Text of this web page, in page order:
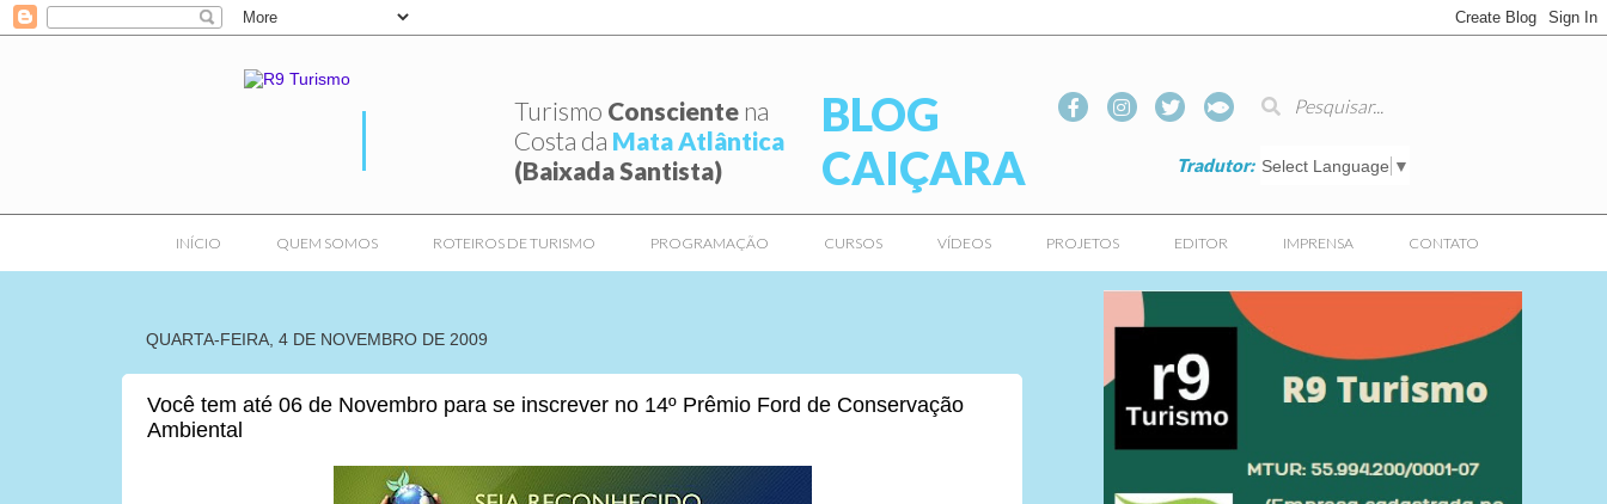
Turismo Consciente na
Costa da Mata Atlântica
(Baixada Santista)
BLOG
CAIÇARA
Select Language ▼
Tradutor:
INÍCIO QUEM SOMOS ROTEIROS DE TURISMO PROGRAMAÇÃO CURSOS VÍDEOS PROJETOS EDITOR IMPRENSA CONTATO
QUARTA-FEIRA, 4 DE NOVEMBRO DE 2009
Você tem até 06 de Novembro para se inscrever no 14º Prêmio Ford de Conservação
Ambiental